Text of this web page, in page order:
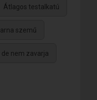
Átlagos testalkatú
szemű
de nem zavarja